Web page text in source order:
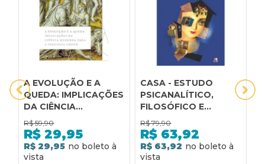
A EVOLUÇÃO E A
QUEDA: IMPLICAÇÕES
DA CIÊNCIA
MODERNA PARA A
TEOLOGIA CRISTÃ
(COLEÇÃO FÉ,
CIÊNCIA E CULTURA)
R$ 59,90
R$ 29,95
R$ 29,95
CASA - ESTUDO
PSICANALÍTICO,
FILOSÓFICO E
LITERÁRIO DO
HABITAR: ESTUDO
PSICANALÍTICO,
FILOSÓFICO E
R$ 79,90
R$ 63,92
R$ 63,92